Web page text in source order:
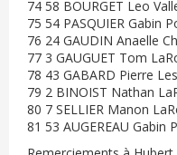
74 58 BOURGET Leo
75 54 PASQUIER Gabin
76 24 GAUDIN Anaelle
77 3 GAUGUET Tom
78 43 GABARD Pierre
79 2 BINOIST Nathan
80 7 SELLIER Manon
81 53 AUGEREAU Gabin